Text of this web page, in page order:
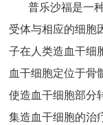
普乐沙福是一
受体与相应的细胞
子在人类造血干细
血干细胞定位于骨
使造血干细胞部分
集造血干细胞的治